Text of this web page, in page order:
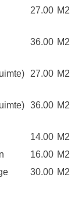
27.00 M2
36.00 M2
27.00 M2
36.00 M2
14.00 M2
16.00 M2
30.00 M2